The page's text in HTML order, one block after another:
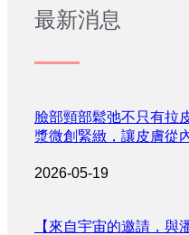
最新消息
臉部頸部鬆弛不只有拉
漿微創緊緻，讓皮膚從
2026-05-19
【來自宇宙的邀請，